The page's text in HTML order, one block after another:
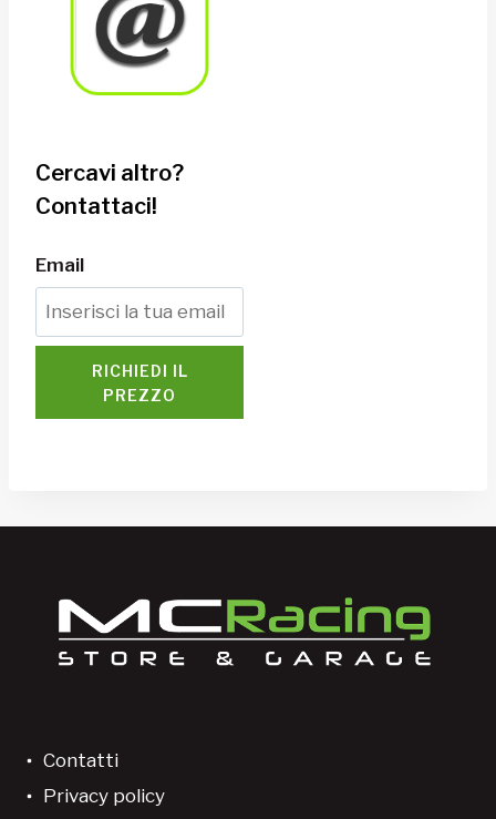
Cercavi altro?
Contattaci!
Email
RICHIEDI IL
PREZZO
Contatti
Privacy policy